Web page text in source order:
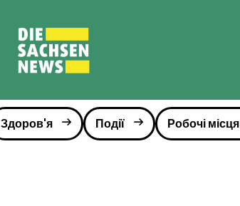
Здоров'я Події Робочі місця